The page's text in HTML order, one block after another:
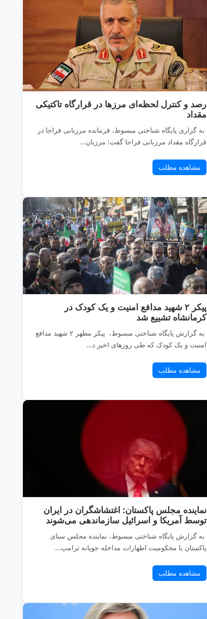
رصد و کنترل لحظه‌ای مرز‌ها در قرارگاه تاکتیکی
مقداد
به گزاری پایگاه شناختی مبسوط، فرمانده مرزبانی فراجا در
قرارگاه مقداد مرزبانی فراجا گفت: مرزبان...
مشاهده مطلب
پیکر ۲ شهید مدافع امنیت و یک کودک در
کرمانشاه تشییع شد
به گزارش پایگاه شناختی مبسوط، پیکر مطهر ۲ شهید مدافع
امنیت و یک کودک که طی روزهای اخیر د...
مشاهده مطلب
نماینده مجلس پاکستان: اغتشاشگران در ایران
توسط آمریکا و اسرائیل سازماندهی می‌شوند
به گزارش پایگاه شناختی مبسوط، نماینده مجلس سنای
پاکستان با محکومیت اظهارات مداخله جویانه ترامپ...
مشاهده مطلب